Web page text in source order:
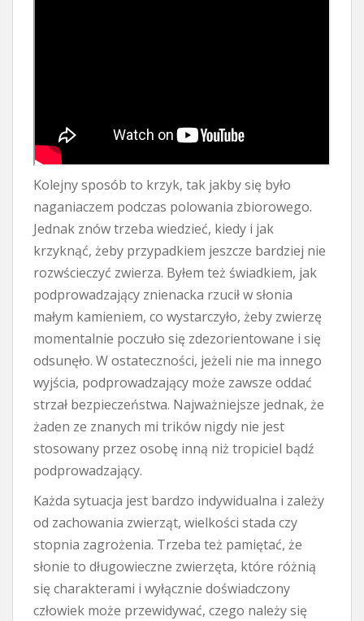
Kolejny sposób to krzyk, tak jakby się było
naganiaczem podczas polowania zbiorowego.
Jednak znów trzeba wiedzieć, kiedy i jak
krzyknąć, żeby przypadkiem jeszcze bardziej nie
rozwścieczyć zwierza. Byłem też świadkiem, jak
podprowadzający znienacka rzucił w słonia
małym kamieniem, co wystarczyło, żeby zwierzę
momentalnie poczuło się zdezorientowane i się
odsunęło. W ostateczności, jeżeli nie ma innego
wyjścia, podprowadzający może zawsze oddać
strzał bezpieczeństwa. Najważniejsze jednak, że
żaden ze znanych mi trików nigdy nie jest
stosowany przez osobę inną niż tropiciel bądź
podprowadzający.
Każda sytuacja jest bardzo indywidualna i zależy
od zachowania zwierząt, wielkości stada czy
stopnia zagrożenia. Trzeba też pamiętać, że
słonie to długowieczne zwierzęta, które różnią
się charakterami i wyłącznie doświadczony
człowiek może przewidywać, czego należy się